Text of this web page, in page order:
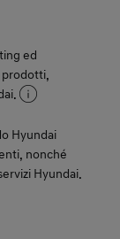
ed
prodotti,
Hyundai
nonché
Hyundai.